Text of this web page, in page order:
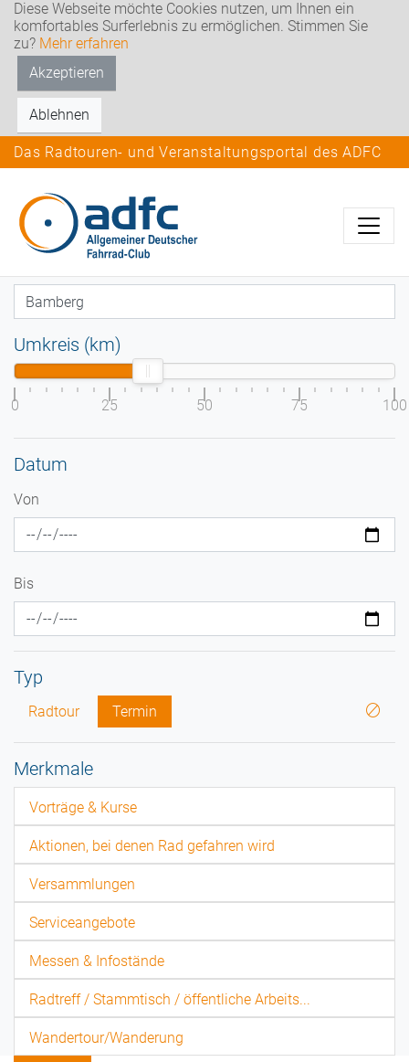
Diese Webseite möchte Cookies nutzen, um Ihnen ein
komfortables Surferlebnis zu ermöglichen. Stimmen Sie
zu? Mehr erfahren
Akzeptieren
Ablehnen
Das Radtouren- und Veranstaltungsportal des ADFC
Umkreis (km)
0 25 50 75 100
Datum
Von
Bis
Typ
Radtour Termin
Merkmale
Vorträge & Kurse
Aktionen, bei denen Rad gefahren wird
Versammlungen
Serviceangebote
Messen & Infostände
Radtreff / Stammtisch / öffentliche Arbeits...
Wandertour/Wanderung